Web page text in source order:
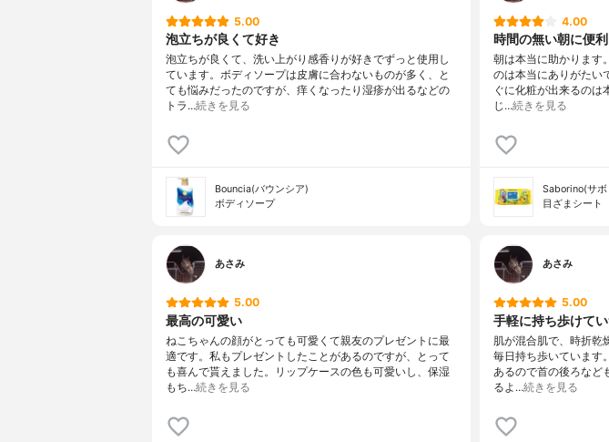
5.00
泡立ちが良くて好き
泡立ちが良くて、洗い上がり感香りが好きでずっと使用し
ています。ボディソープは皮膚に合わないものが多く、と
ても悩みだったのですが、痒くなったり湿疹が出るなどの
トラ…続きを見る
Bouncia(バウンシア)
ボディソープ
4.00
時間の無い朝に便利
朝は本当に助かります
のは本当にありがたい
ぐに化粧が出来るのは
じ…続きを見る
Saborino(サボ
目ざまシート
あさみ
5.00
最高の可愛い
ねこちゃんの顔がとっても可愛くて親友のプレゼントに最
適です。私もプレゼントしたことがあるのですが、とって
も喜んで貰えました。リップケースの色も可愛いし、保湿
もち…続きを見る
あさみ
5.00
手軽に持ち歩けて
肌が混合肌で、時折乾
毎日持ち歩いています
あるので首の後ろなど
るよ…続きを見る